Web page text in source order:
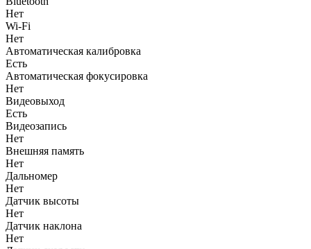
Нет
Wi-Fi
Нет
Автоматическая калибровка
Есть
Автоматическая фокусировка
Нет
Видеовыход
Есть
Видеозапись
Нет
Внешняя память
Нет
Дальномер
Нет
Датчик высоты
Нет
Датчик наклона
Нет